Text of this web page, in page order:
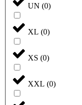
UN (0)
XL (0)
XS (0)
XXL (0)